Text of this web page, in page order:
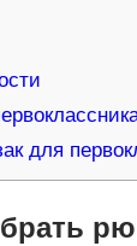
для